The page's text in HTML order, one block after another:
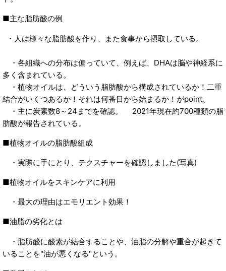
■主な脂肪酸の例
・人は様々な脂肪酸を作り、また食事から摂取している。
・各組織への分布は偏っていて、例えば、DHAは脳や神経系に
多く含まれている。
・植物オイルは、どういう脂肪酸から構成されているか！二重
結合がいくつあるか！それは何番目から始まるか！がpoint。
・主に炭素数8～24までを確認。 2021年現在約700種類の脂
肪酸が報告されている。
■植物オイルの脂肪酸組成
・実際に手にとり、テクスチャーを確認しました(写真)
■植物オイルをスキンケアに利用
・最大の理由はエモリエント効果！
■油脂の劣化とは
・脂肪酸に酸素が結合することや、油脂の分解や重合が起きて
いることを"油が悪くなる"という。